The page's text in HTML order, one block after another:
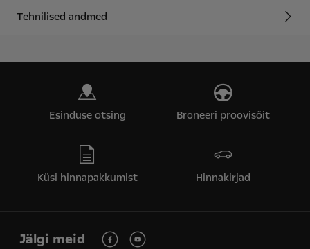
Tehnilised andmed
Esinduse otsing Broneeri proovisõit
Küsi hinnapakkumist Hinnakirjad
Jälgi meid